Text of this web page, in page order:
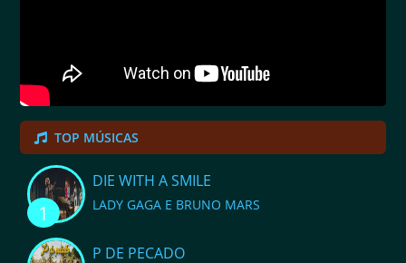
TOP MÚSICAS
1
DIE WITH A SMILE
LADY GAGA E BRUNO MARS
P DE PECADO